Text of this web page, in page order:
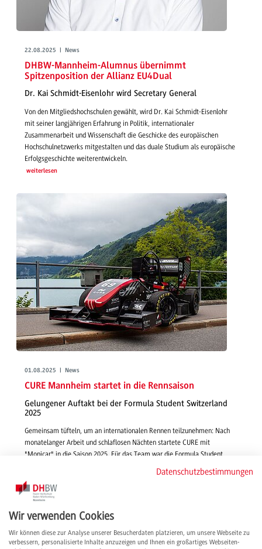
22.08.2025 | News
DHBW-Mannheim-Alumnus übernimmt
Spitzenposition der Allianz EU4Dual
Dr. Kai Schmidt-Eisenlohr wird Secretary General
Von den Mitgliedshochschulen gewählt, wird Dr. Kai Schmidt-Eisenlohr
mit seiner langjährigen Erfahrung in Politik, internationaler
Zusammenarbeit und Wissenschaft die Geschicke des europäischen
Hochschulnetzwerks mitgestalten und das duale Studium als europäische
Erfolgsgeschichte weiterentwickeln.
weiterlesen
01.08.2025 | News
CURE Mannheim startet in die Rennsaison
Gelungener Auftakt bei der Formula Student Switzerland
2025
Gemeinsam tüfteln, um an internationalen Rennen teilzunehmen: Nach
monatelanger Arbeit und schlaflosen Nächten startete CURE mit
"Monicar" in die Saison 2025. Für das Team war die Formula Student
Switzerland 2025 eine Zeit voller Hochspannung, Herausforderungen,
weiterlesen
Datenschutzbestimmungen
Wir verwenden Cookies
Wir können diese zur Analyse unserer Besucherdaten platzieren, um unsere Webseite zu
verbessern, personalisierte Inhalte anzuzeigen und Ihnen ein großartiges Webseiten-